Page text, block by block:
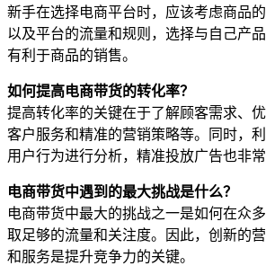
新手在选择电商平台时，应该考虑商品
以及平台的流量和规则，选择与自己产
有利于商品的销售。
如何提高电商带货的转化率？
提高转化率的关键在于了解顾客需求、
客户服务和精准的营销策略等。同时，
用户行为进行分析，精准投放广告也非常
电商带货中遇到的最大挑战是什么？
电商带货中最大的挑战之一是如何在众
取足够的流量和关注度。因此，创新的
和服务是提升竞争力的关键。